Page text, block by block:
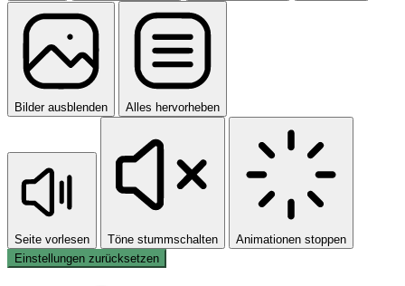
Bilder ausblenden Alles hervorheben
Seite vorlesen Töne stummschalten
Animationen stoppen
Einstellungen zurücksetzen